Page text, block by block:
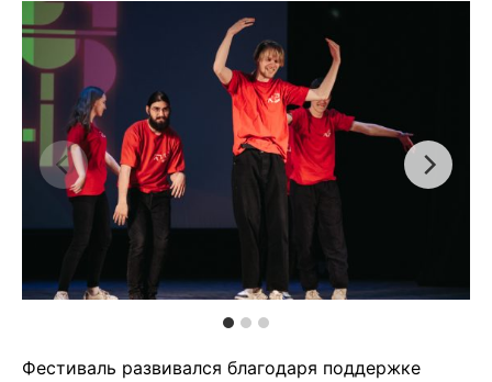
Фестиваль развивался благодаря поддержке